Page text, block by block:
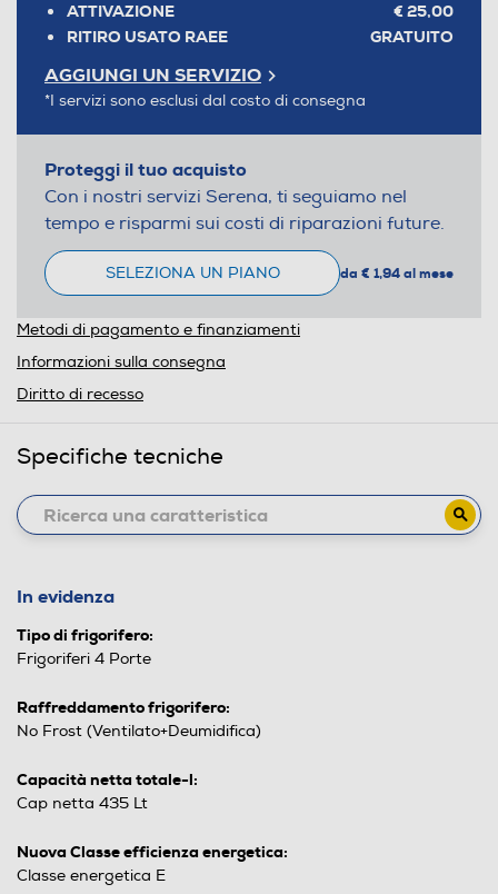
ATTIVAZIONE
€ 25,00
RITIRO USATO RAEE
GRATUITO
AGGIUNGI UN SERVIZIO
*I servizi sono esclusi dal costo di consegna
Proteggi il tuo acquisto
Con i nostri servizi Serena, ti seguiamo nel
tempo e risparmi sui costi di riparazioni future.
SELEZIONA UN PIANO da € 1,94 al mese
Metodi di pagamento e finanziamenti
Informazioni sulla consegna
Diritto di recesso
Specifiche tecniche
In evidenza
Tipo di frigorifero:
Frigoriferi 4 Porte
Raffreddamento frigorifero:
No Frost (Ventilato+Deumidifica)
Capacità netta totale-l:
Cap netta 435 Lt
Nuova Classe efficienza energetica:
Classe energetica E